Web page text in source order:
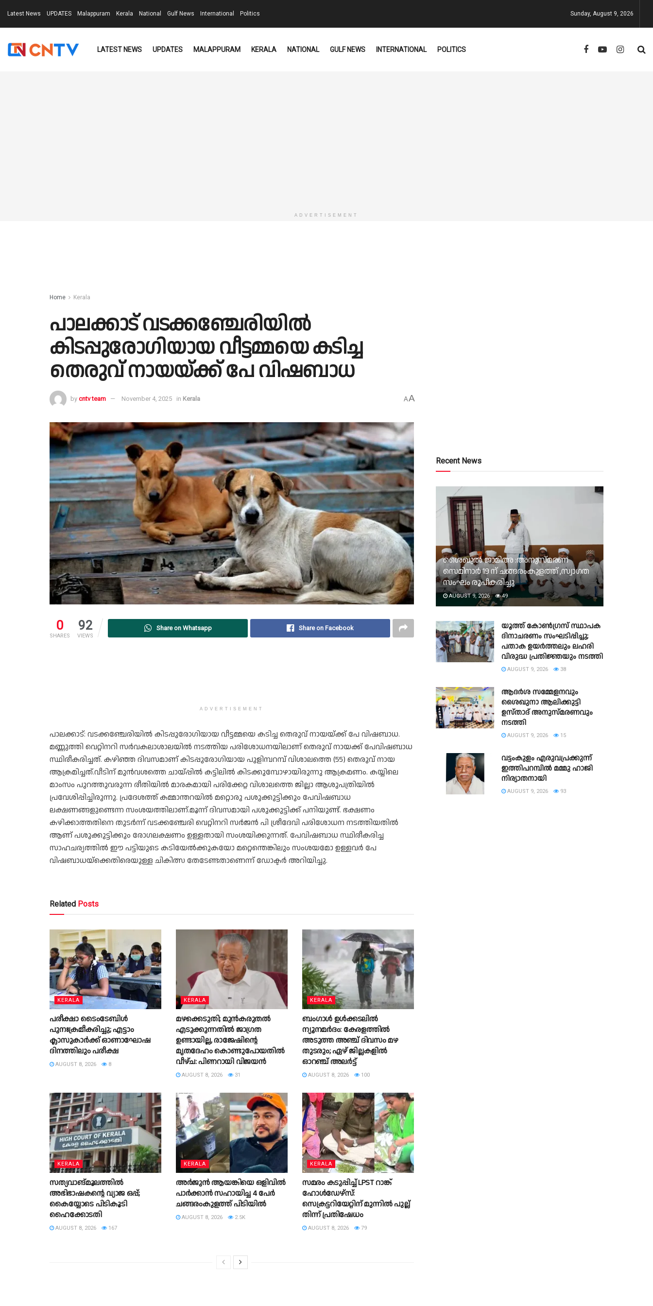
Latest News UPDATES Malappuram Kerala National Gulf News International Politics Sunday, August 9, 2026
LATEST NEWS UPDATES MALAPPURAM KERALA NATIONAL GULF NEWS INTERNATIONAL POLITICS
ADVERTISEMENT
Home Kerala
പാലക്കാട് വടക്കഞ്ചേരിയില്‍
കിടപ്പുരോഗിയായ വീട്ടമ്മയെ കടിച്ച
തെരുവ് നായയ്ക്ക് പേ വിഷബാധ
by cntv team November 4, 2025 in Kerala AA
0
SHARES
92
VIEWS
Share on Whatsapp Share on Facebook
ADVERTISEMENT
പാലക്കാട്: വടക്കഞ്ചേരിയില്‍ കിടപ്പുരോഗിയായ വീട്ടമ്മയെ കടിച്ച തെരുവ് നായയ്ക്ക് പേ വിഷബാധ.
മണ്ണുത്തി വെറ്റിനറി സര്‍വകലാശാലയില്‍ നടത്തിയ പരിശോധനയിലാണ് തെരുവ് നായക്ക് പേവിഷബാധ
സ്ഥിരീകരിച്ചത്. കഴിഞ്ഞ ദിവസമാണ് കിടപ്പുരോഗിയായ പുളിമ്പറമ്പ് വിശാലത്തെ (55) തെരുവ് നായ
ആക്രമിച്ചത്.വീടിന് മുന്‍വശത്തെ ചായ്പ്പില്‍ കട്ടിലില്‍ കിടക്കുമ്പോഴായിരുന്നു ആക്രമണം. കയ്യിലെ
മാംസം പുറത്തുവരുന്ന രീതിയില്‍ മാരകമായി പരിക്കേറ്റ വിശാലത്തെ ജില്ലാ ആശുപത്രിയില്‍
പ്രവേശിപ്പിച്ചിരുന്നു. പ്രദേശത്ത് കമ്മാന്തറയില്‍ മറ്റൊരു പശുക്കുട്ടിക്കും പേവിഷബാധ
ലക്ഷണങ്ങളുണ്ടെന്ന സംശയത്തിലാണ്.മൂന്ന് ദിവസമായി പശുക്കുട്ടിക്ക് പനിയുണ്ട്. ഭക്ഷണം
കഴിക്കാത്തതിനെ തുടര്‍ന്ന് വടക്കഞ്ചേരി വെറ്റിനറി സര്‍ജന്‍ പി ശ്രീദേവി പരിശോധന നടത്തിയതില്‍
ആണ് പശുക്കുട്ടിക്കും രോഗലക്ഷണം ഉള്ളതായി സംശയിക്കുന്നത്. പേവിഷബാധ സ്ഥിരീകരിച്ച
സാഹചര്യത്തില്‍ ഈ പട്ടിയുടെ കടിയേല്‍ക്കുകയോ മറ്റെന്തെങ്കിലും സംശയമോ ഉള്ളവര്‍ പേ
വിഷബാധയ്‌ക്കെതിരെയുള്ള ചികിത്സ തേടേണ്ടതാണെന്ന് ഡോക്ടര്‍ അറിയിച്ചു.
Related Posts
KERALA
പരീക്ഷാ ടൈംടേബിൾ
പുനഃക്രമീകരിച്ചു; എട്ടാം
ക്ലാസുകാർക്ക് ഓണാഘോഷ
ദിനത്തിലും പരീക്ഷ
AUGUST 8, 2026 8
KERALA
മഴക്കെടുതി; മുൻകരുതൽ
എടുക്കുന്നതിൽ ജാഗ്രത
ഉണ്ടായില്ല, രാജേഷിന്റെ
മൃതദേഹം കൊണ്ടുപോയതിൽ
വീഴ്ച: പിണറായി വിജയൻ
AUGUST 8, 2026 31
KERALA
ബംഗാൾ ഉൾക്കടലിൽ
ന്യൂനമർദം: കേരളത്തിൽ
അടുത്ത അഞ്ച് ദിവസം മഴ
തുടരും; ഏഴ് ജില്ലകളിൽ
ഓറഞ്ച് അലർട്ട്
AUGUST 8, 2026 100
KERALA
സത്യവാങ്മൂലത്തില്‍
അഭിഭാഷകൻ്റെ വ്യാജ ഒപ്പ്;
കൈയ്യോടെ പിടികൂടി
ഹൈക്കോടതി
AUGUST 8, 2026 167
KERALA
അർജുൻ ആയങ്കിയെ ഒളിവിൽ
പാർക്കാൻ സഹായിച്ച 4 പേര്‍
ചങ്ങരംകുളത്ത് പിടിയില്‍
AUGUST 8, 2026 2.5K
KERALA
സമരം കടുപ്പിച്ച് LPST റാങ്ക്
ഹോൾഡേഴ്സ്:
സെക്രട്ടറിയേറ്റിന് മുന്നിൽ പുല്ല്
തിന്ന് പ്രതിഷേധം
AUGUST 8, 2026 79
Recent News
ശൈഖുൽ ജാമിഅ :അനുസ്മരണ
സെമിനാർ 19 ന് ചങ്ങരംകുളത്ത് ,സ്വാഗത
സംഘം രൂപീകരിച്ചു
AUGUST 9, 2026 49
യൂത്ത് കോൺഗ്രസ് സ്ഥാപക
ദിനാചരണം സംഘടിപ്പിച്ചു;
പതാക ഉയർത്തലും ലഹരി
വിരുദ്ധ പ്രതിജ്ഞയും നടത്തി
AUGUST 9, 2026 38
ആദർശ സമ്മേളനവും
ശൈഖുനാ ആലിക്കുട്ടി
ഉസ്താദ് അനുസ്മരണവും
നടത്തി
AUGUST 9, 2026 15
വട്ടംകുളം എരുവപ്രക്കുന്ന്
ഇത്തിപറമ്പിൽ മമ്മു ഹാജി
നിര്യാതനായി
AUGUST 9, 2026 93